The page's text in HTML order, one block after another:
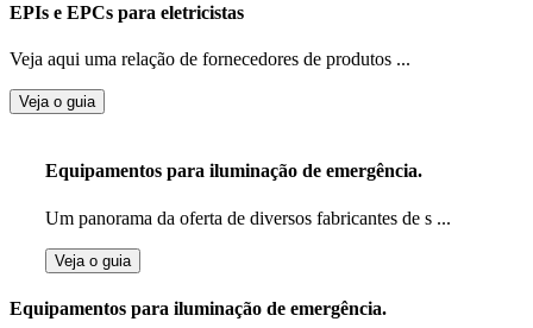
EPIs e EPCs para eletricistas
Veja aqui uma relação de fornecedores de produtos ...
Veja o guia
Equipamentos para iluminação de emergência.
Um panorama da oferta de diversos fabricantes de s ...
Veja o guia
Equipamentos para iluminação de emergência.